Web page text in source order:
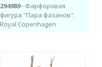
294989- Фарфоровая
фигура "Пара фазанов".
Royal Copenhagen